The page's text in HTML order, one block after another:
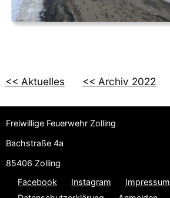
<< Aktuelles << Archiv 2022
Freiwillige Feuerwehr Zolling
Bachstraße 4a
85406 Zolling
Facebook
Instagram
Impressum